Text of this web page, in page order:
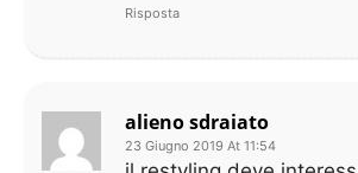
Risposta
alieno sdraiato
23 Giugno 2019 At 11:54